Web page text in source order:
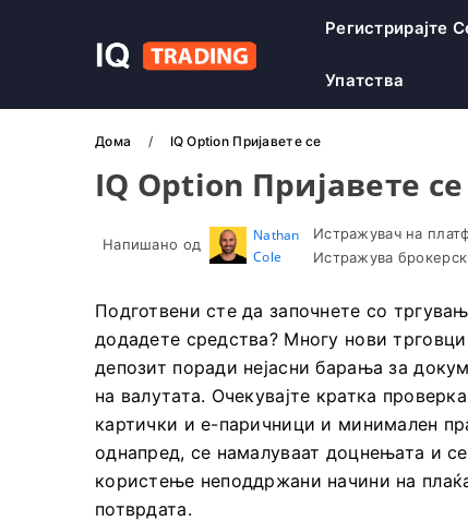
Регистрирајте
Упатства
Дома IQ Option Пријавете се
IQ Option Пријавете се
Напишано од
Nathan
Cole
Истражувач на
Истражува
Подготвени сте да започнете со
додадете средства? Многу нови
депозит поради нејасни барања за
на валутата. Очекувајте кратка
картички и е-паричници и минимален
однапред, се намалуваат доцнењата и
користење неподдржани начини на
потврдата.